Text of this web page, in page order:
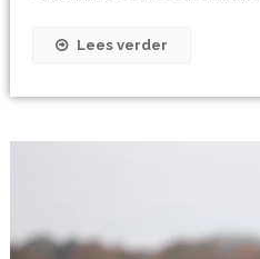
Lees verder